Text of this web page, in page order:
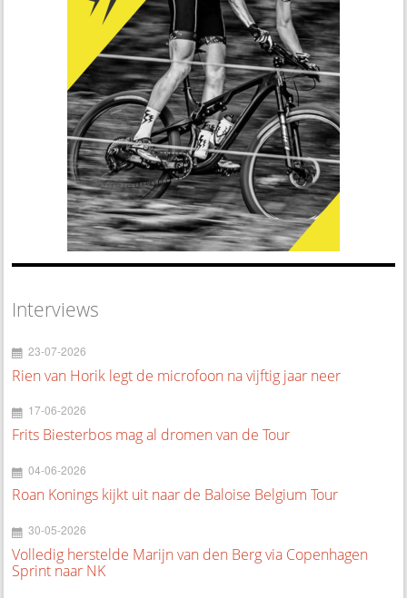
Interviews
23-07-2026
Rien van Horik legt de microfoon na vijftig jaar neer
17-06-2026
Frits Biesterbos mag al dromen van de Tour
04-06-2026
Roan Konings kijkt uit naar de Baloise Belgium Tour
30-05-2026
Volledig herstelde Marijn van den Berg via Copenhagen
Sprint naar NK